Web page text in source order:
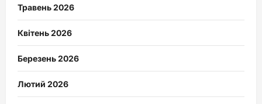
Травень 2026
Квітень 2026
Березень 2026
Лютий 2026